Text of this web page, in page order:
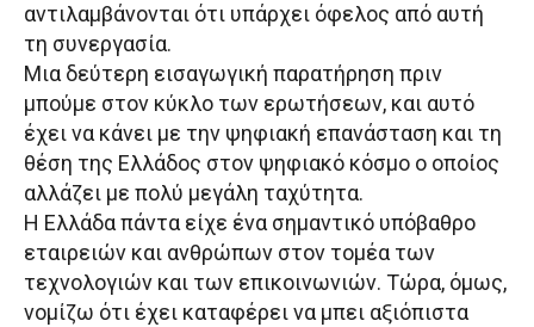
αντιλαμβάνονται ότι υπάρχει όφελος από αυτή
τη συνεργασία.
Μια δεύτερη εισαγωγική παρατήρηση πριν
μπούμε στον κύκλο των ερωτήσεων, και αυτό
έχει να κάνει με την ψηφιακή επανάσταση και τη
θέση της Ελλάδος στον ψηφιακό κόσμο ο οποίος
αλλάζει με πολύ μεγάλη ταχύτητα.
Η Ελλάδα πάντα είχε ένα σημαντικό υπόβαθρο
εταιρειών και ανθρώπων στον τομέα των
τεχνολογιών και των επικοινωνιών. Τώρα, όμως,
νομίζω ότι έχει καταφέρει να μπει αξιόπιστα